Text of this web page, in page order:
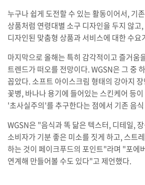
누구나 쉽게 도전할 수 있는 활동이어서, 기
상품처럼 연령대별 소구 디자인을 두지 않고
디자인된 맞춤형 상품과 서비스에 대한 수요
마지막으로 올해는 특히 감각적이고 즐거움
트렌드가 떠오를 전망이다. WGSN은 그 중
꼽았다. 소프트 아이스크림 형태의 강아지
꽃병, 바나나 용기에 들어있는 스킨케어 등
'초사실주의'를 추구한다는 점에서 기존 음
WGSN은 "음식과 똑 닮은 텍스터, 디테일,
소비자가 기분 좋은 미소를 짓게 하고, 스트
하는 것이 페이크푸드의 포인트"라며 "포에
연계해 만들어볼 수도 있다"고 제언했다.